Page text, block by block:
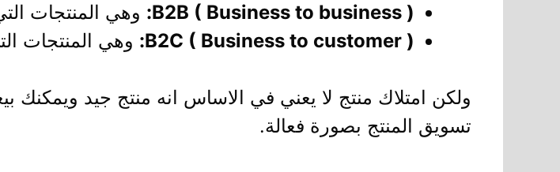
B2B ( Business to business ): وهي المنتجات
B2C ( Business to customer ): وهي المنتجات
ولكن امتلاك منتج لا يعني في الاساس انه منتج جيد
تسويق المنتج بصورة فعالة.